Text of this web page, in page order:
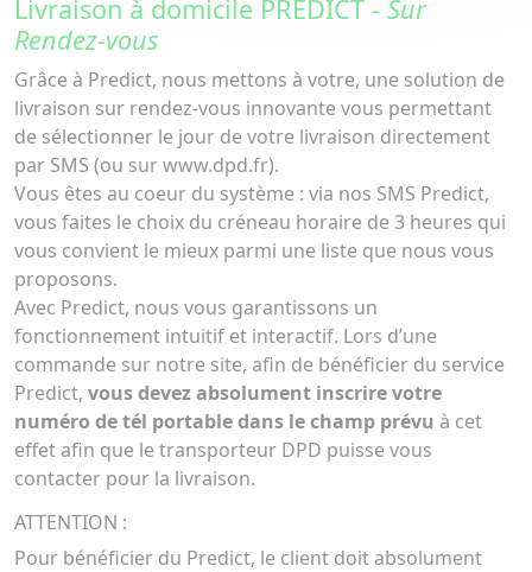
Livraison à domicile PREDICT - Sur
Rendez-vous
Grâce à Predict, nous mettons à votre, une solution de
livraison sur rendez-vous innovante vous permettant
de sélectionner le jour de votre livraison directement
par SMS (ou sur www.dpd.fr).
Vous êtes au coeur du système : via nos SMS Predict,
vous faites le choix du créneau horaire de 3 heures qui
vous convient le mieux parmi une liste que nous vous
proposons.
Avec Predict, nous vous garantissons un
fonctionnement intuitif et interactif. Lors d’une
commande sur notre site, afin de bénéficier du service
Predict, vous devez absolument inscrire votre
numéro de tél portable dans le champ prévu à cet
effet afin que le transporteur DPD puisse vous
contacter pour la livraison.
ATTENTION :
Pour bénéficier du Predict, le client doit absolument